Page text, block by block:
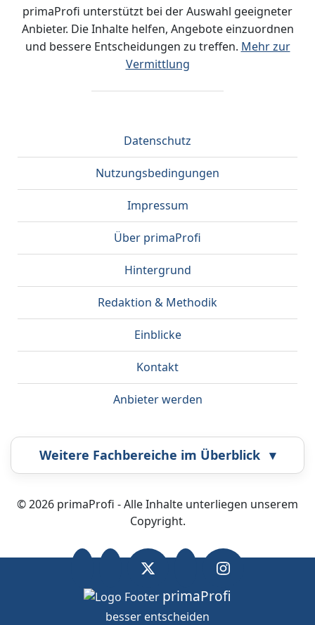
primaProfi unterstützt bei der Auswahl geeigneter
Anbieter. Die Inhalte helfen, Angebote einzuordnen
und bessere Entscheidungen zu treffen. Mehr zur
Vermittlung
Datenschutz
Nutzungsbedingungen
Impressum
Über primaProfi
Hintergrund
Redaktion & Methodik
Einblicke
Kontakt
Anbieter werden
Weitere Fachbereiche im Überblick ▾
Airbrush Bestatter
Energieberatung
© 2026 primaProfi - Alle Inhalte unterliegen unserem
Copyright.
primaProfi
besser entscheiden